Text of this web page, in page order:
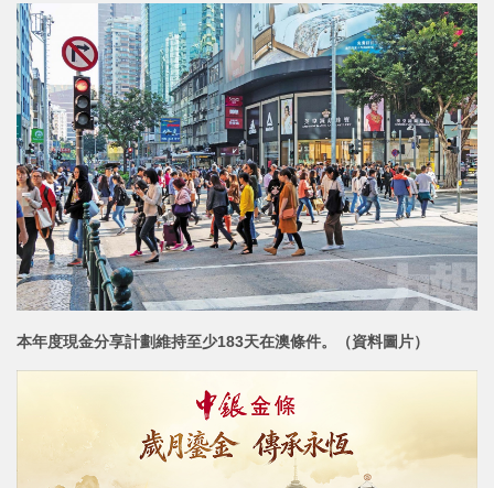
本年度現金分享計劃維持至少183天在澳條件。（資料圖片）